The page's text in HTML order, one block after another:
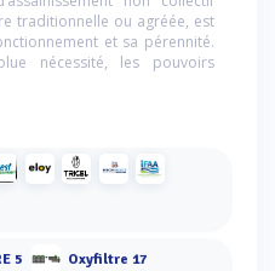
traditionnelle ou agréée, est
et sa pérennité.
nécessité, les pouvoirs
5 Oxyfiltre 17